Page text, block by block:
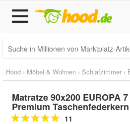
Hood › Möbel & Wohnen › Schlafzimmer ›
Matratze 90x200 EUROPA
Premium
11